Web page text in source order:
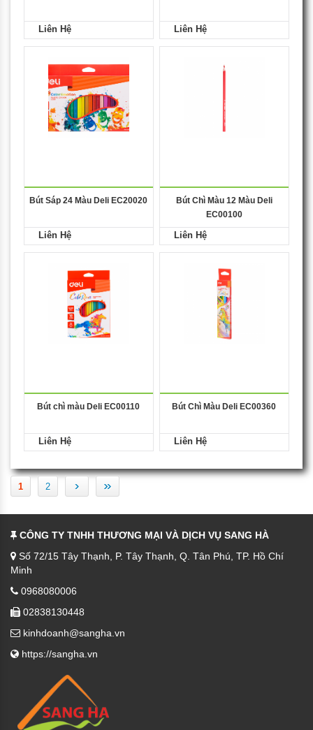
Liên Hệ Liên Hệ
Bút Sáp 24 Màu Deli EC20020
Liên Hệ
Bút Chì Màu 12 Màu Deli
EC00100
Liên Hệ
Bút chì màu Deli EC00110
Liên Hệ
Bút Chì Màu Deli EC00360
Liên Hệ
1 2 › »
CÔNG TY TNHH THƯƠNG MẠI VÀ DỊCH VỤ SANG HÀ
Số 72/15 Tây Thạnh, P. Tây Thạnh, Q. Tân Phú, TP. Hồ Chí
Minh
0968080006
02838130448
kinhdoanh@sangha.vn
https://sangha.vn